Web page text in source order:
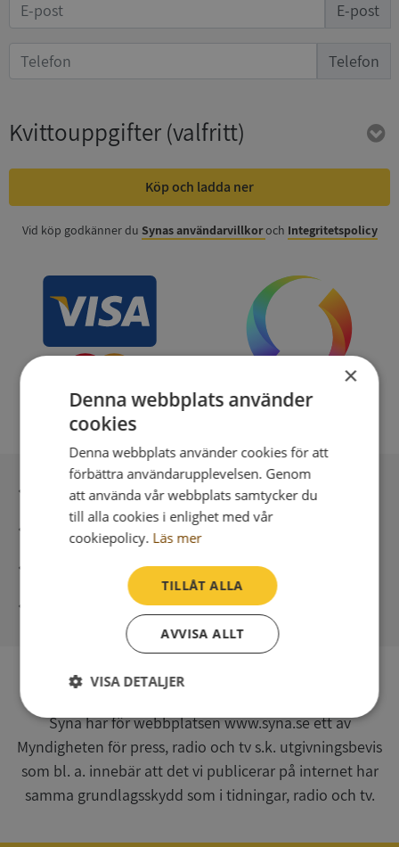
E-post
Telefon
Kvittouppgifter(valfritt)
Köp och ladda ner
Vid köp godkänner du Synas användarvillkoroch Integritetspolicy
Inga kopior till omfrågad
Säker betalning med stripe
Direkt digital leverans
Syna - Kreditupplysningar sedan 1947
Syna har för webbplatsen www.syna.se ett av
Myndigheten för press, radio och tv s.k. utgivningsbevis
som bl. a. innebär att det vi publicerar på internet har
samma grundlagsskydd som i tidningar, radio och tv.
×
Denna webbplats använder
cookies
Denna webbplats använder cookies för att
förbättra användarupplevelsen. Genom
att använda vår webbplats samtycker du
till alla cookies i enlighet med vår
cookiepolicy. Läs mer
TILLÅT ALLA
AVVISA ALLT
VISA DETALJER
Strikt
Prestanda Inriktning
Funktioner Oklassificerade